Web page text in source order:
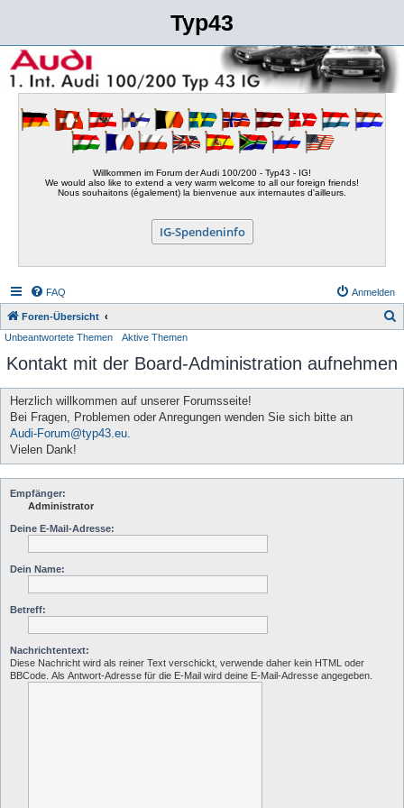
Typ43
Willkommen im Forum der Audi 100/200 - Typ43 - IG!
We would also like to extend a very warm welcome to all our foreign friends!
Nous souhaitons (également) la bienvenue aux internautes d'ailleurs.
IG-Spendeninfo
FAQ Anmelden
Foren-Übersicht
Unbeantwortete Themen Aktive Themen
Kontakt mit der Board-Administration aufnehmen
Herzlich willkommen auf unserer Forumsseite!
Bei Fragen, Problemen oder Anregungen wenden Sie sich bitte an
Audi-Forum@typ43.eu
Vielen Dank!
Empfänger:
Administrator
Deine E-Mail-Adresse:
Dein Name:
Betreff:
Nachrichtentext:
Diese Nachricht wird als reiner Text verschickt, verwende daher kein HTML oder
BBCode. Als Antwort-Adresse für die E-Mail wird deine E-Mail-Adresse angegeben.